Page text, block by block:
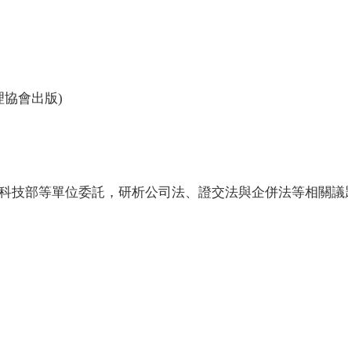
協會出版)
技部等單位委託，研析公司法、證交法與企併法等相關議